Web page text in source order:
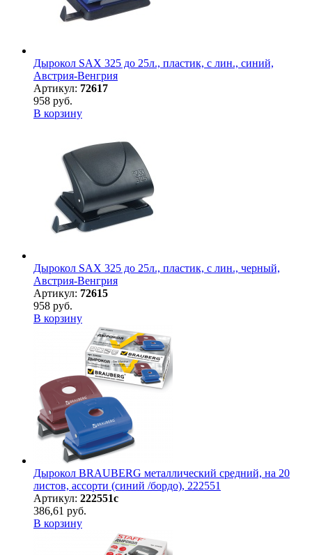
Дырокол SAX 325 до 25л., пластик, с лин., синий,
Австрия-Венгрия
Артикул: 72617
958 руб.
В корзину
Дырокол SAX 325 до 25л., пластик, с лин., черный,
Австрия-Венгрия
Артикул: 72615
958 руб.
В корзину
Дырокол BRAUBERG металлический средний, на 20
листов, ассорти (синий /бордо), 222551
Артикул: 222551с
386,61 руб.
В корзину